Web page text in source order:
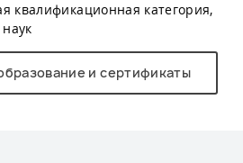
квалификационная категория,
и сертификаты